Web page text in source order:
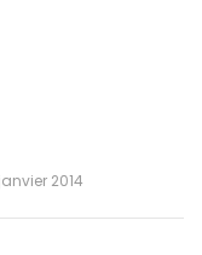
2014